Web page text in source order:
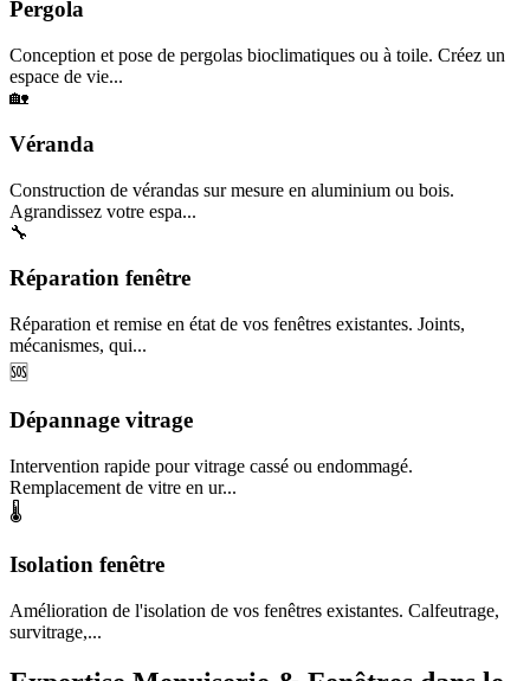
Pergola
Conception et pose de pergolas bioclimatiques ou à toile. Créez un
espace de vie...
🏡
Véranda
Construction de vérandas sur mesure en aluminium ou bois.
Agrandissez votre espa...
🔧
Réparation fenêtre
Réparation et remise en état de vos fenêtres existantes. Joints,
mécanismes, qui...
🆘
Dépannage vitrage
Intervention rapide pour vitrage cassé ou endommagé.
Remplacement de vitre en ur...
🌡️
Isolation fenêtre
Amélioration de l'isolation de vos fenêtres existantes. Calfeutrage,
survitrage,...